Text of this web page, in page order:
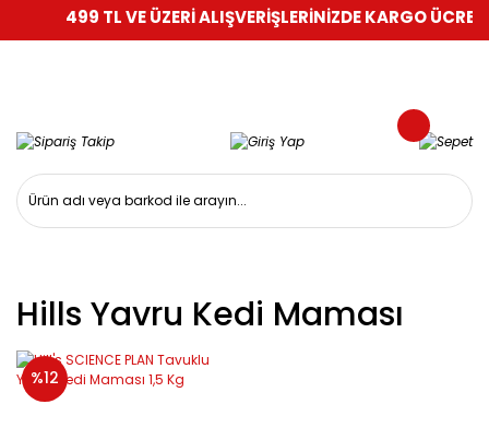
499 TL VE ÜZERİ ALIŞVERİŞLERİNİZDE KARGO
Hills Yavru Kedi Maması
%12